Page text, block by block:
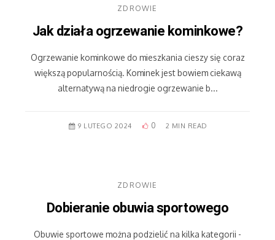
ZDROWIE
Jak działa ogrzewanie kominkowe?
Ogrzewanie kominkowe do mieszkania cieszy się coraz
większą popularnością. Kominek jest bowiem ciekawą
alternatywą na niedrogie ogrzewanie b...
9 LUTEGO 2024 0 2 MIN READ
ZDROWIE
Dobieranie obuwia sportowego
Obuwie sportowe można podzielić na kilka kategorii -